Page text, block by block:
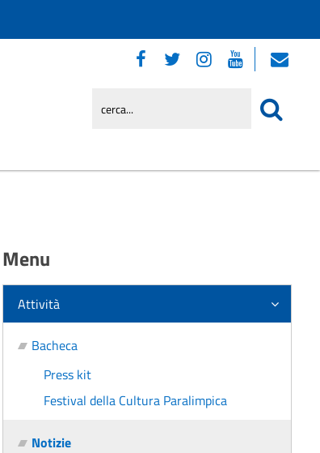
Menu
Attività
Bacheca
Press kit
Festival della Cultura Paralimpica
Notizie